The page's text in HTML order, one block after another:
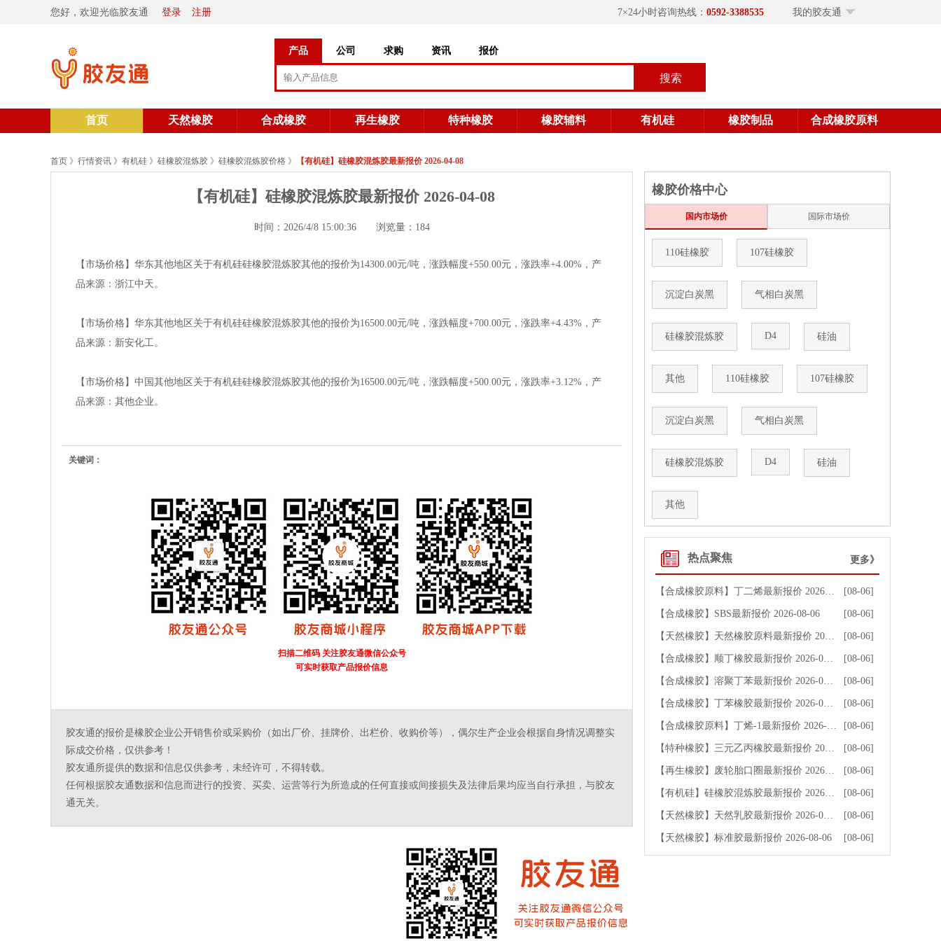
您好，欢迎光临胶友通 登录 注册 7×24小时咨询热线： 0592-3388535 我的胶友通
产品 公司 求购 资讯 报价
搜索
首页 天然橡胶 合成橡胶 再生橡胶 特种橡胶 橡胶辅料 有机硅 橡胶制品 合成橡胶原料
首页 》 行情资讯 》 有机硅 》 硅橡胶混炼胶 》 硅橡胶混炼胶价格 》 【有机硅】硅橡胶混炼胶最新报价 2026-04-08
【有机硅】硅橡胶混炼胶最新报价 2026-04-08
时间：2026/4/8 15:00:36 浏览量：184
【市场价格】华东其他地区关于有机硅硅橡胶混炼胶其他的报价为14300.00元/吨，涨跌幅度+550.00元，涨跌率+4.00%，产
品来源：浙江中天。
【市场价格】华东其他地区关于有机硅硅橡胶混炼胶其他的报价为16500.00元/吨，涨跌幅度+700.00元，涨跌率+4.43%，产
品来源：新安化工。
【市场价格】中国其他地区关于有机硅硅橡胶混炼胶其他的报价为16500.00元/吨，涨跌幅度+500.00元，涨跌率+3.12%，产
品来源：其他企业。
关键词：
扫描二维码 关注胶友通微信公众号
可实时获取产品报价信息
胶友通的报价是橡胶企业公开销售价或采购价（如出厂价、挂牌价、出栏价、收购价等），偶尔生产企业会根据自身情况调整实
际成交价格，仅供参考！
胶友通所提供的数据和信息仅供参考，未经许可，不得转载。
任何根据胶友通数据和信息而进行的投资、买卖、运营等行为所造成的任何直接或间接损失及法律后果均应当自行承担，与胶友
通无关。
橡胶价格中心
国内市场价 国际市场价
110硅橡胶 107硅橡胶
沉淀白炭黑 气相白炭黑
硅橡胶混炼胶 D4 硅油
其他 110硅橡胶 107硅橡胶
沉淀白炭黑 气相白炭黑
硅橡胶混炼胶 D4 硅油
其他
热点聚焦 更多》
【合成橡胶原料】丁二烯最新报价 2026-08-06 [08-06]
【合成橡胶】SBS最新报价 2026-08-06 [08-06]
【天然橡胶】天然橡胶原料最新报价 2026-08-06 [08-06]
【合成橡胶】顺丁橡胶最新报价 2026-08-06 [08-06]
【合成橡胶】溶聚丁苯最新报价 2026-08-06 [08-06]
【合成橡胶】丁苯橡胶最新报价 2026-08-06 [08-06]
【合成橡胶原料】丁烯-1最新报价 2026-08-06 [08-06]
【特种橡胶】三元乙丙橡胶最新报价 2026-08-06 [08-06]
【再生橡胶】废轮胎口圈最新报价 2026-08-06 [08-06]
【有机硅】硅橡胶混炼胶最新报价 2026-08-06 [08-06]
【天然橡胶】天然乳胶最新报价 2026-08-06 [08-06]
【天然橡胶】标准胶最新报价 2026-08-06 [08-06]